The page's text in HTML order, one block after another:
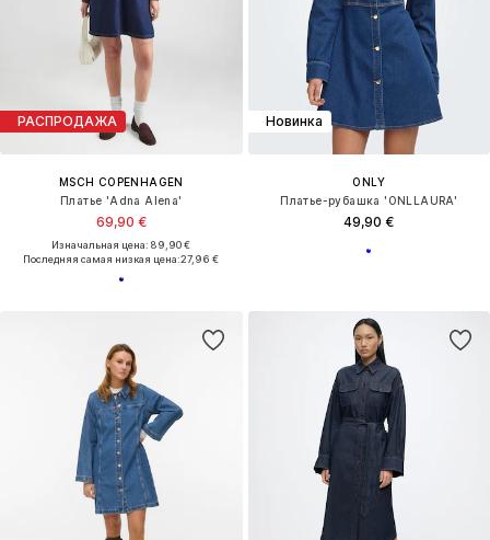
РАСПРОДАЖА
MSCH COPENHAGEN
Платье 'Adna Alena'
69,90 €
Изначальная цена: 89,90 €
Последняя самая низкая цена:27,96 €
Новинка
ONLY
Платье-рубашка 'ONLLAURA'
49,90 €